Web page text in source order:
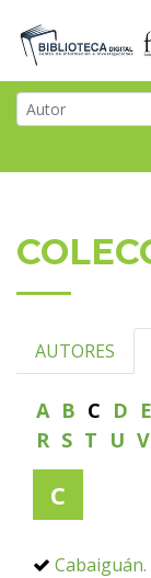
AUTORES
A B C D E
R S T U V
C